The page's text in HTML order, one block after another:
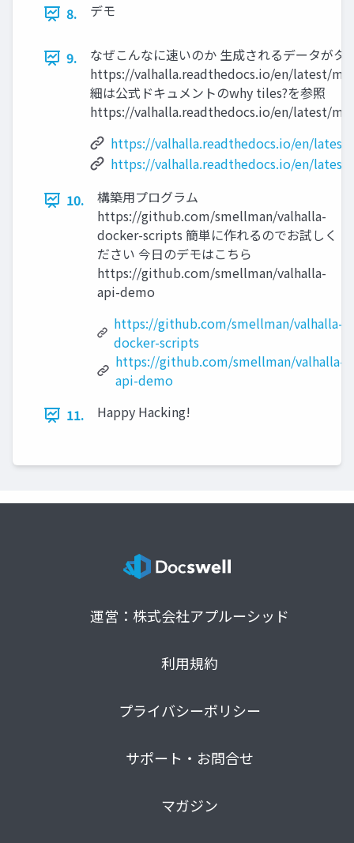
8. デモ
9.
なぜこんなに速いのか 生成されるデータがタ
https://valhalla.readthedocs.io/en/latest/
細は公式ドキュメントのwhy tiles?を参照
https://valhalla.readthedocs.io/en/latest/
https://valhalla.readthedocs.io/en/
https://valhalla.readthedocs.io/en/
10.
構築用プログラム
https://github.com/smellman/valhalla-
docker-scripts 簡単に作れるのでお試しく
ださい 今日のデモはこちら
https://github.com/smellman/valhalla-
api-demo
https://github.com/smellman/valhalla-
docker-scripts
https://github.com/smellman/valhalla-
api-demo
11.
Happy Hacking!
運営：株式会社アプルーシッド
利用規約
プライバシーポリシー
サポート・お問合せ
マガジン